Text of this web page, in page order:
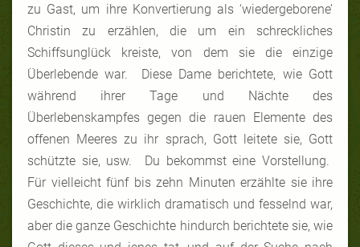
zu Gast, um ihre Konvertierung als ‘wiedergeborene’
Christin zu erzählen, die um ein schreckliches
Schiffsunglück kreiste, von dem sie die einzige
Überlebende war. Diese Dame berichtete, wie Gott
während ihrer Tage und Nächte des
Überlebenskampfes gegen die rauen Elemente des
offenen Meeres zu ihr sprach, Gott leitete sie, Gott
schützte sie, usw. Du bekommst eine Vorstellung.
Für vielleicht fünf bis zehn Minuten erzählte sie ihre
Geschichte, die wirklich dramatisch und fesselnd war,
aber die ganze Geschichte hindurch berichtete sie, wie